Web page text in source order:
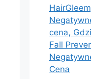
cena,
Fall
Cena